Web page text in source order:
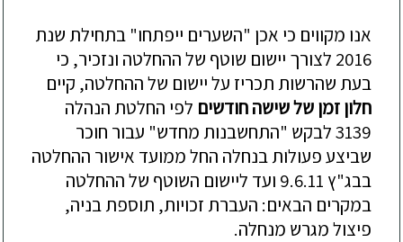
אנו מקווים כי אכן "השערים ייפתחו" בתחילת שנת
2016 לצורך יישום שוטף של ההחלטה ונזכיר, כי
בעת שהרשות תכריז על יישום של ההחלטה, קיים
חלון זמן של שישה חודשים לפי החלטת הנהלה
3139 לבקש "התחשבנות מחדש" עבור חוכר
שביצע פעולות בנחלה החל ממועד אישור ההחלטה
בבג"ץ 9.6.11 ועד ליישום השוטף של ההחלטה
במקרים הבאים: העברת זכויות, תוספת בניה,
פיצול מגרש מנחלה.